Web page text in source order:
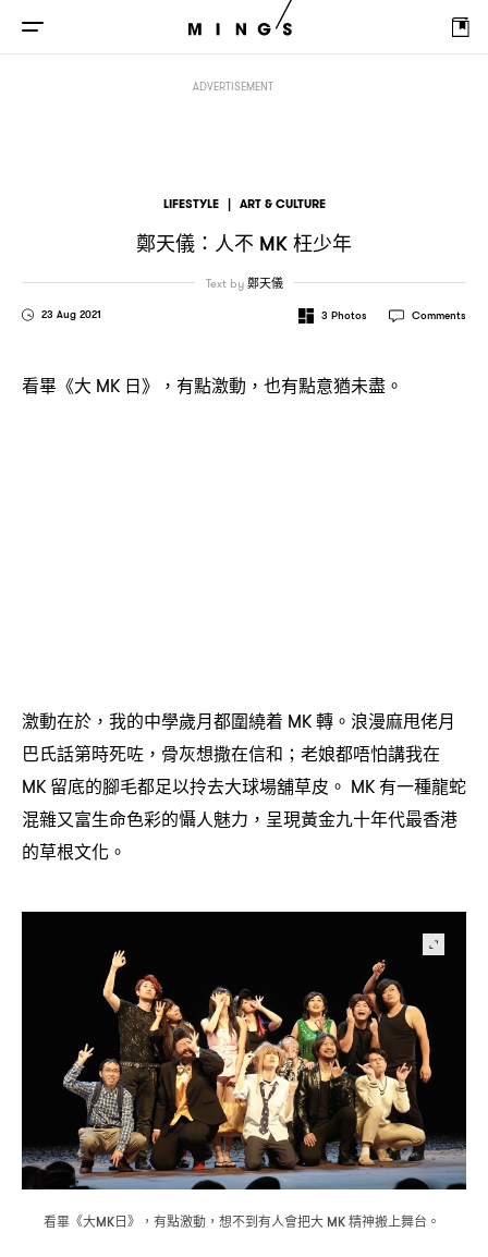
ADVERTISEMENT
LIFESTYLE | ART & CULTURE
鄭天儀 ： 人不 MK枉少年
23 Aug 2021
Text by 鄭天儀
3 Photos Comments
看畢《大 MK 日》 ， 有點激動 ， 也有點意猶未盡。
激動在於 ， 我的中學歲月都圍繞着 MK轉。浪漫麻甩佬月
巴氏話第時死咗 ， 骨灰想撒在信和 ； 老娘都唔怕講我在
MK 留底的腳毛都足以拎去大球場舖草皮。 MK 有一種龍蛇
混雜又富生命色彩的懾人魅力 ， 呈現黃金九十年代最香港
的草根文化。
看畢《大MK日》 ， 有點激動 ， 想不到有人會把大 MK精神搬上舞台。
枉少年